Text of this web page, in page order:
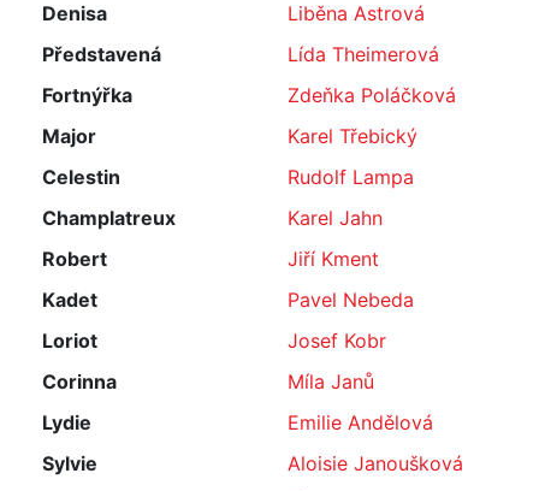
Denisa
Liběna Astrová
Představená
Lída Theimerová
Fortnýřka
Zdeňka Poláčková
Major
Karel Třebický
Celestin
Rudolf Lampa
Champlatreux
Karel Jahn
Robert
Jiří Kment
Kadet
Pavel Nebeda
Loriot
Josef Kobr
Corinna
Míla Janů
Lydie
Emilie Andělová
Sylvie
Aloisie Janoušková